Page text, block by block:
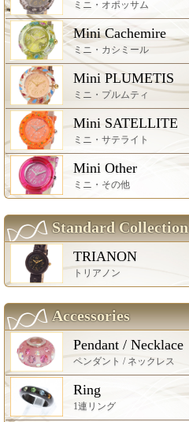
ミニ・オポッサム
Mini Cachemire
ミニ・カシミール
Mini PLUMETIS
ミニ・プルムティ
Mini SATELLITE
ミニ・サテライト
Mini Other
ミニ・その他
Standard Collection
TRIANON
トリアノン
Accessories
Pendant / Necklace
ペンダント / ネックレス
Ring
1連リング